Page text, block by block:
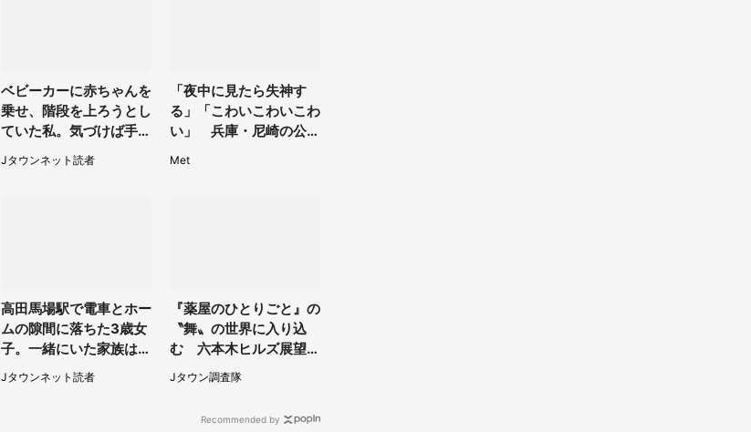
ベビーカーに赤ちゃんを
乗せ、階段を上ろうとし
ていた私。気づけば手か
らベビーカーが消えてい
て（神奈川県・60代女
Jタウンネット読者
「夜中に見たら失神す
る」「こわいこわいこわ
い」 兵庫・尼崎の公園
Met
高田馬場駅で電車とホー
ムの隙間に落ちた3歳女
子。一緒にいた家族はど
うすることもできなく
て...（埼玉県・50代女
Jタウンネット読者
『薬屋のひとりごと』の
〝舞〟の世界に入り込
む 六本木ヒルズ展望台
でコラボ、本邦初公開の
「猫猫像」も【8／1～1
Jタウン調査隊
Recommended by